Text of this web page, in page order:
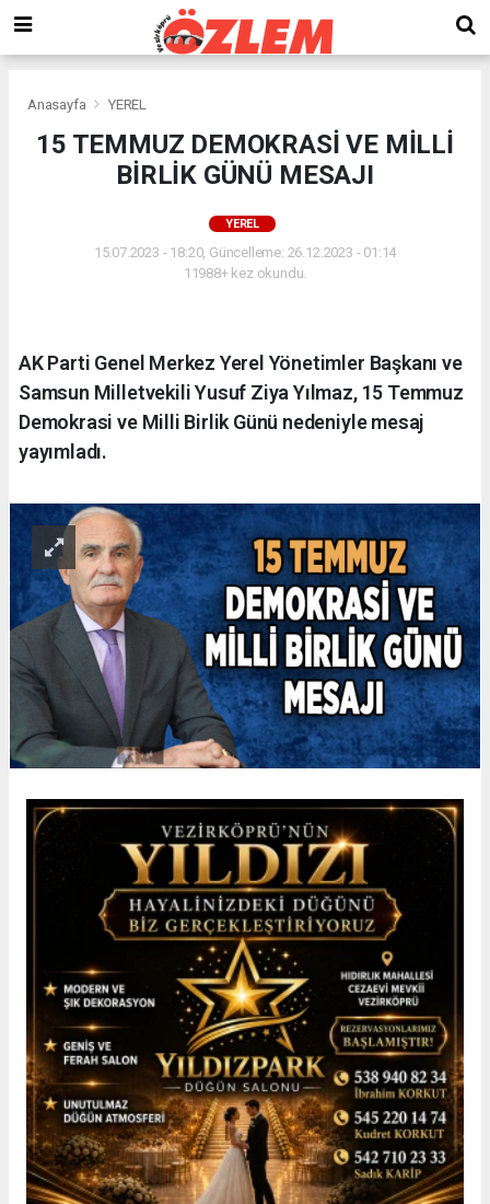
Anasayfa YEREL
15 TEMMUZ DEMOKRASİ VE MİLLİ
BİRLİK GÜNÜ MESAJI
YEREL
15.07.2023 - 18:20, Güncelleme: 26.12.2023 - 01:14
11988+ kez okundu.
AK Parti Genel Merkez Yerel Yönetimler Başkanı ve
Samsun Milletvekili Yusuf Ziya Yılmaz, 15 Temmuz
Demokrasi ve Milli Birlik Günü nedeniyle mesaj
yayımladı.